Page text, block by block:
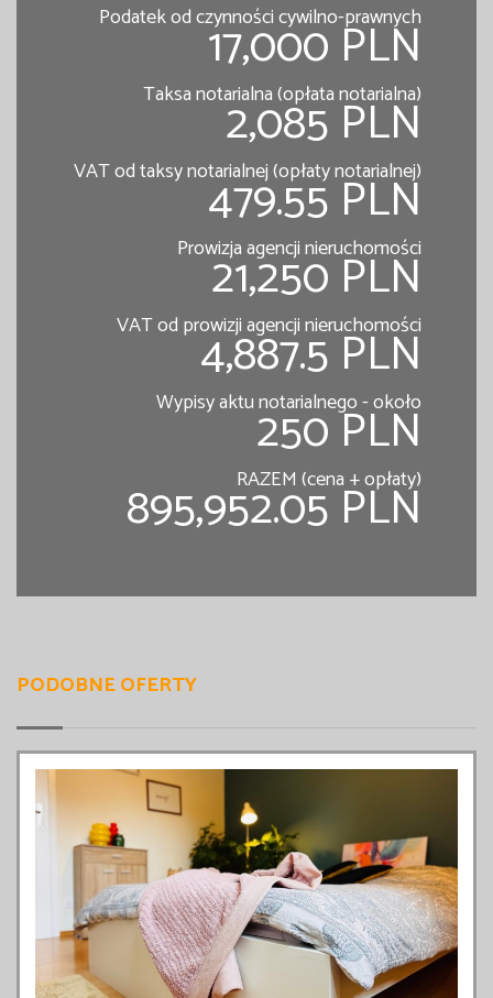
Podatek od czynności cywilno-prawnych
17,000 PLN
Taksa notarialna (opłata notarialna)
2,085 PLN
VAT od taksy notarialnej (opłaty notarialnej)
479.55 PLN
Prowizja agencji nieruchomości
21,250 PLN
VAT od prowizji agencji nieruchomości
4,887.5 PLN
Wypisy aktu notarialnego - około
250 PLN
RAZEM (cena + opłaty)
895,952.05 PLN
PODOBNE OFERTY